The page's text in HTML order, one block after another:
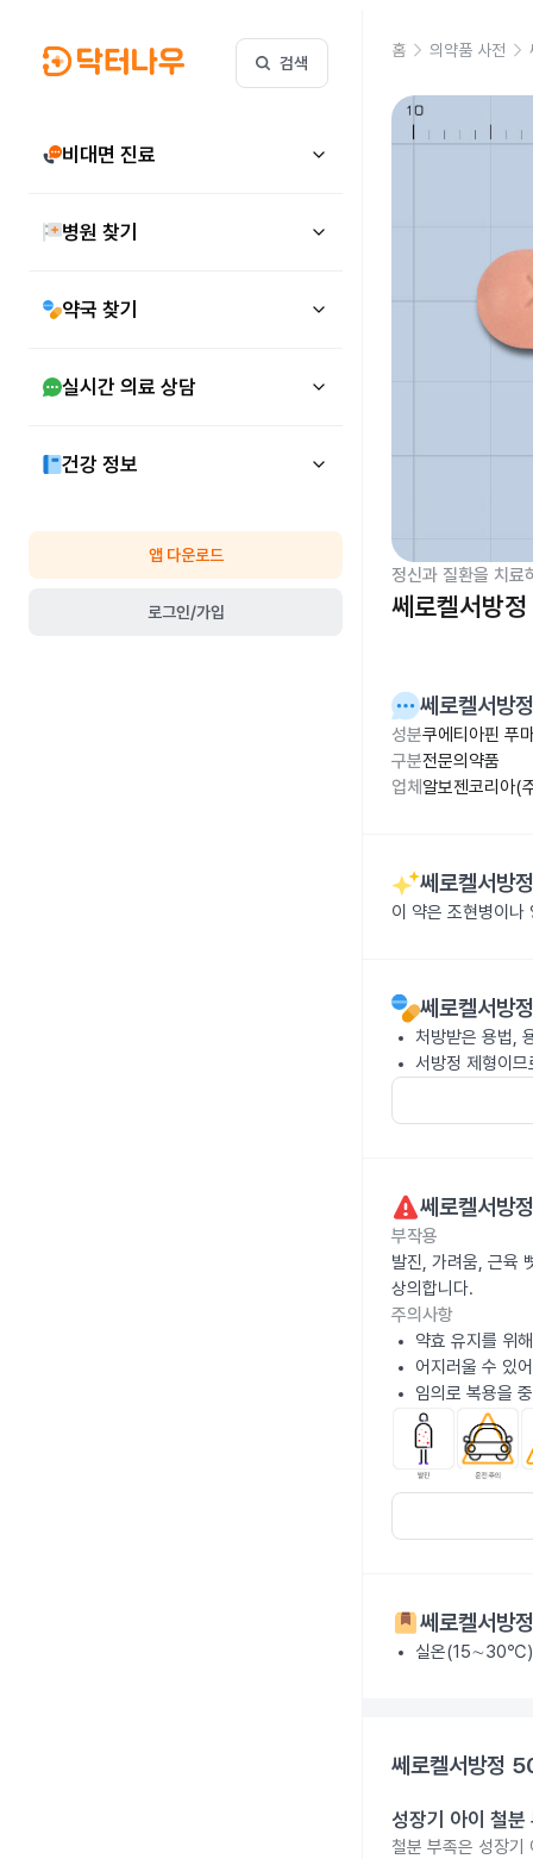
검색
비대면 진료
병원 찾기
약국 찾기
실시간 의료 상담
건강 정보
앱 다운로드
로그인/가입
홈 의약품 사전
정신과 질환을 치료
쎄로켈서방
쎄로켈서방
성분쿠에티아핀 푸
구분전문의약품
업체 알보젠코리아(
쎄로켈서방
이 약은 조현병이나
쎄로켈서방
처방받은 용법,
서방정 제형이
쎄로켈서방
부작용
발진, 가려움, 근육
상의합니다.
주의사항
약효 유지를 위
어지러울 수 있
임의로 복용을
쎄로켈서방
실온(15∼30℃)
쎄로켈서방정
성장기 아이 철
철분 부족은 성장기